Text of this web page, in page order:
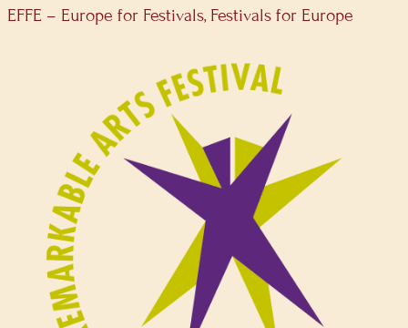
EFFE – Europe for Festivals, Festivals for Europe